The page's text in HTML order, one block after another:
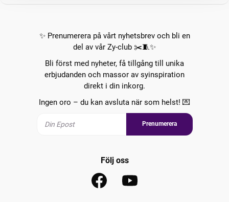
✨ Prenumerera på vårt nyhetsbrev och bli en
del av vår Zy-club ✂️🧵✨
Bli först med nyheter, få tillgång till unika
erbjudanden och massor av syinspiration
direkt i din inkorg.
Ingen oro – du kan avsluta när som helst! 💌
Prenumerera
Följ oss